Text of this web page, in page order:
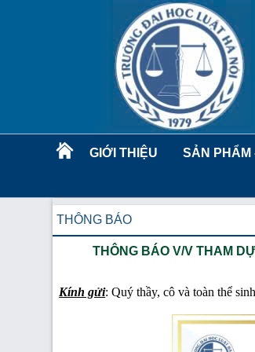
GIỚI THIỆU SẢN PHẨM
THÔNG BÁO
THÔNG BÁO V/V THAM
Kính gửi: Quý thầy, cô và toàn thể